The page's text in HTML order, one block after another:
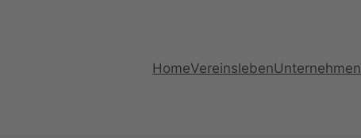
HomeVereinslebenUnternehmen